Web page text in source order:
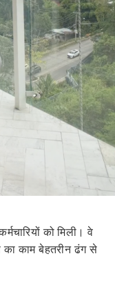
को मिली। वे
काम बेहतरीन ढंग से